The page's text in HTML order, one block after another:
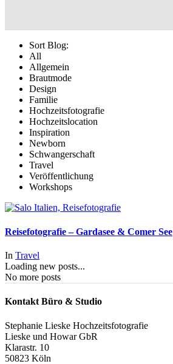
Sort Blog:
All
Allgemein
Brautmode
Design
Familie
Hochzeitsfotografie
Hochzeitslocation
Inspiration
Newborn
Schwangerschaft
Travel
Veröffentlichung
Workshops
Reisefotografie – Gardasee & Comer See
In Travel
Loading new posts...
No more posts
Kontakt Büro & Studio
Stephanie Lieske Hochzeitsfotografie
Lieske und Howar GbR
Klarastr. 10
50823 Köln